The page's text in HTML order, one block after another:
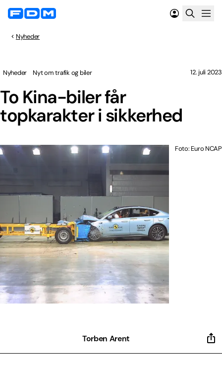
Nyheder
To Kina-biler får
topkarakter i sikkerhed
Nyheder Nyt om trafik og biler 12. juli 2023
Foto: Euro NCAP
Torben Arent